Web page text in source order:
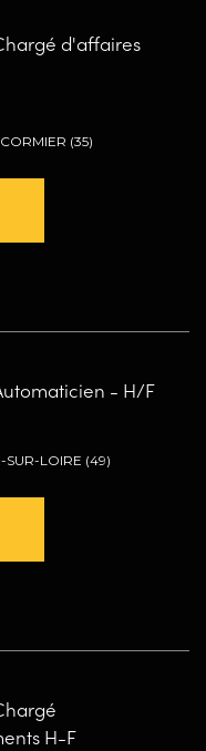
d'affaires
(35)
- H/F
SUR-LOIRE (49)
H-F